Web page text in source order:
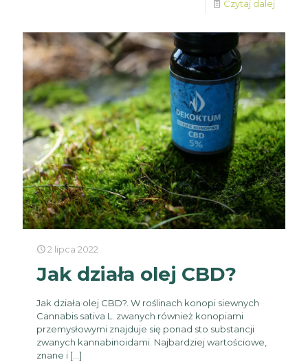
Czytaj dalej
2 lipca 2022
Jak działa olej CBD?
Jak działa olej CBD?. W roślinach konopi siewnych
Cannabis sativa L. zwanych również konopiami
przemysłowymi znajduje się ponad sto substancji
zwanych kannabinoidami. Najbardziej wartościowe,
znane i […]